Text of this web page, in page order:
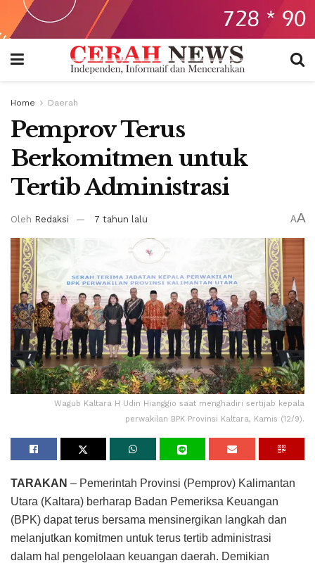
Home Daerah
Pemprov Terus
Berkomitmen untuk
Tertib Administrasi
Oleh Redaksi 7 tahun lalu AA
Wagub Kaltara H Udin Hianggio saat menghadiri sertijab kepala
perwakilan BPK Provinsi Kaltara, Kamis (12/9).
TARAKAN – Pemerintah Provinsi (Pemprov) Kalimantan
Utara (Kaltara) berharap Badan Pemeriksa Keuangan
(BPK) dapat terus bersama mensinergikan langkah dan
melanjutkan komitmen untuk terus tertib administrasi
dalam hal pengelolaan keuangan daerah. Demikian